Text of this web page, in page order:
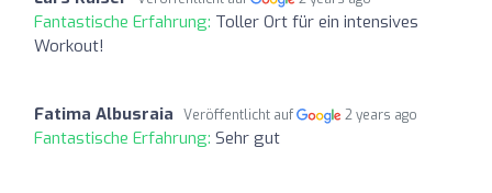
Fantastische Erfahrung: Toller Ort für ein intensives
Workout!
Fatima Albusraia Veröffentlicht auf 2 years ago
Fantastische Erfahrung: Sehr gut